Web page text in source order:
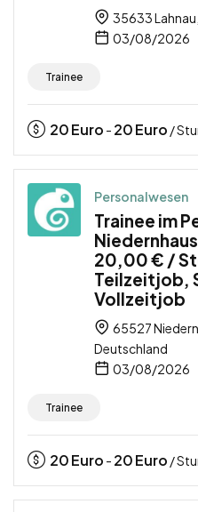
35633
03/08/2026
Trainee
20Euro - 20Euro /
Personalwesen
Trainee im
20,00 € /
Teilzeitjob,
Vollzeitjob
65527
Deutschland
03/08/2026
Trainee
20Euro - 20Euro /